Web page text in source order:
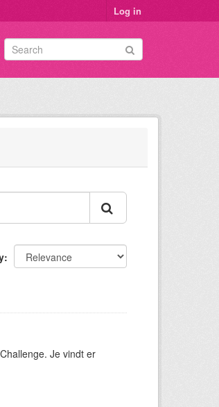
Log in
Je vindt er